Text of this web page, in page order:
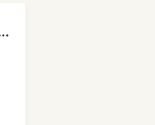
That Makes You Cry